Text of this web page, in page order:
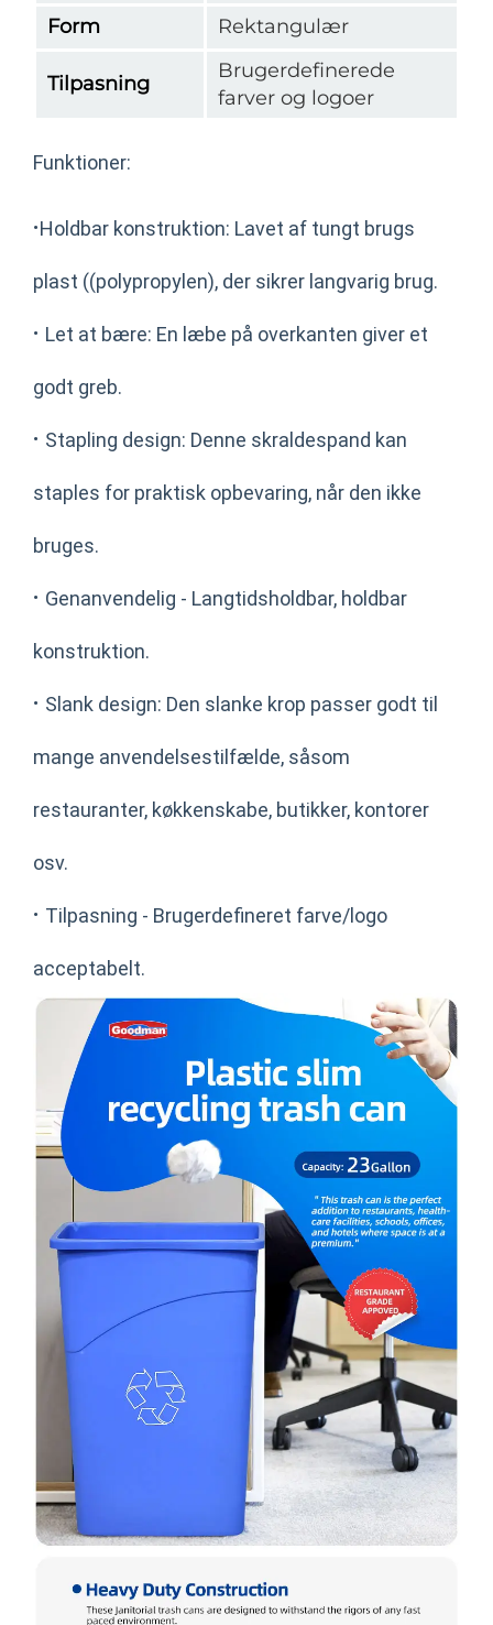
Form
Rektangulær
Tilpasning
Brugerdefinerede
farver og logoer
Funktioner:
·Holdbar konstruktion: Lavet af tungt brugs
plast ((polypropylen), der sikrer langvarig brug.
· Let at bære: En læbe på overkanten giver et
godt greb.
· Stapling design: Denne skraldespand kan
staples for praktisk opbevaring, når den ikke
bruges.
· Genanvendelig - Langtidsholdbar, holdbar
konstruktion.
· Slank design: Den slanke krop passer godt til
mange anvendelsestilfælde, såsom
restauranter, køkkenskabe, butikker, kontorer
osv.
· Tilpasning - Brugerdefineret farve/logo
acceptabelt.